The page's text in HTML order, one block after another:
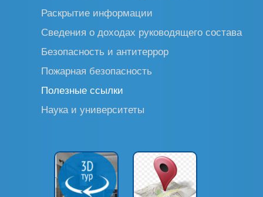
Раскрытие информации
Сведения о доходах руководящего состава
Безопасность и антитеррор
Пожарная безопасность
Полезные ссылки
Наука и университеты